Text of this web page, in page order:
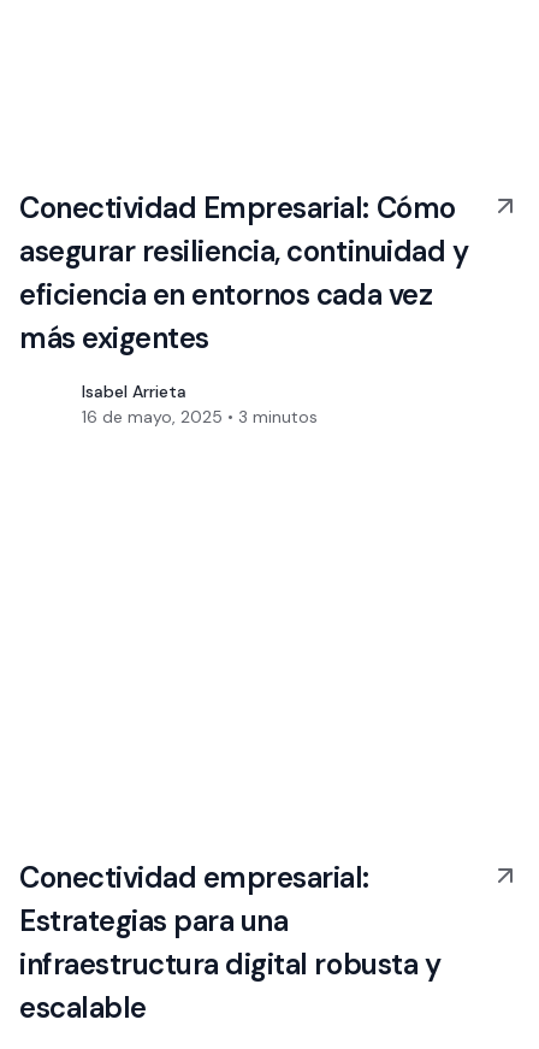
Conectividad Empresarial: Cómo
asegurar resiliencia, continuidad y
eficiencia en entornos cada vez
más exigentes
Isabel Arrieta
16 de mayo, 2025 • 3 minutos
Conectividad empresarial:
Estrategias para una
infraestructura digital robusta y
escalable